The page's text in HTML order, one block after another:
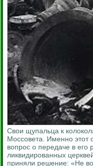
Свои щупальца к
Моссовета. Именно этот
вопрос о передаче в его
ликвидированных
приняли решение: «Не